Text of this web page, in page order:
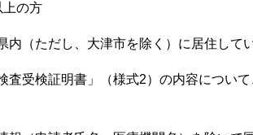
上の方
内（ただし、大津市を除く）に居住して
査受検証明書」（様式2）の内容につい